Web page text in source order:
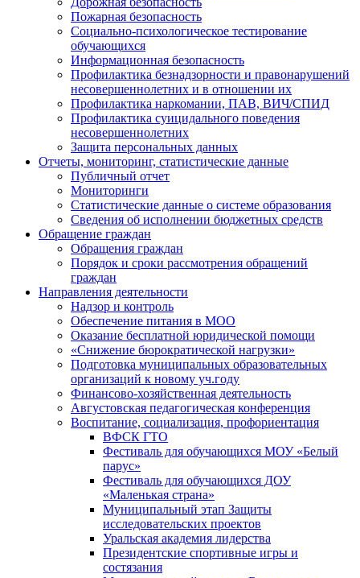
Пожарная безопасность
Социально-психологическое тестирование
обучающихся
Информационная безопасность
Профилактика безнадзорности и правонарушений
несовершеннолетних и в отношении их
Профилактика наркомании, ПАВ, ВИЧ/СПИД
Профилактика суицидального поведения
несовершеннолетних
Защита персональных данных
Отчеты, мониторинг, статистические данные
Публичный отчет
Мониторинги
Статистические данные о системе образования
Сведения об исполнении бюджетных средств
Обращение граждан
Обращения граждан
Порядок и сроки рассмотрения обращений
граждан
Направления деятельности
Надзор и контроль
Обеспечение питания в МОО
Оказание бесплатной юридической помощи
«Снижение бюрократической нагрузки»
Подготовка муниципальных образовательных
организаций к новому уч.году
Финансово-хозяйственная деятельность
Августовская педагогическая конференция
Воспитание, социализация, профориентация
ВФСК ГТО
Фестиваль для обучающихся МОУ «Белый
парус»
Фестиваль для обучающихся ДОУ
«Маленькая страна»
Муниципальный этап Защиты
исследовательских проектов
Уральская академия лидерства
Президентские спортивные игры и
состязания